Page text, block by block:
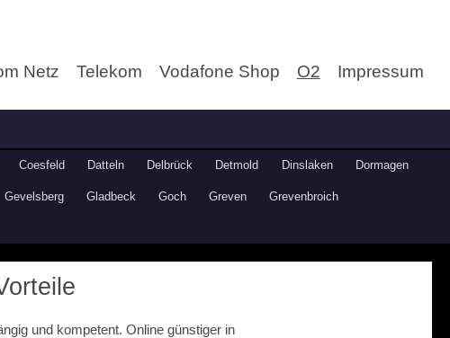
Netz Telekom Vodafone Shop O2 Impressum
Coesfeld Datteln Delbrück Detmold Dinslaken Dormagen
Gevelsberg Gladbeck Goch Greven Grevenbroich
und kompetent. Online günstiger in